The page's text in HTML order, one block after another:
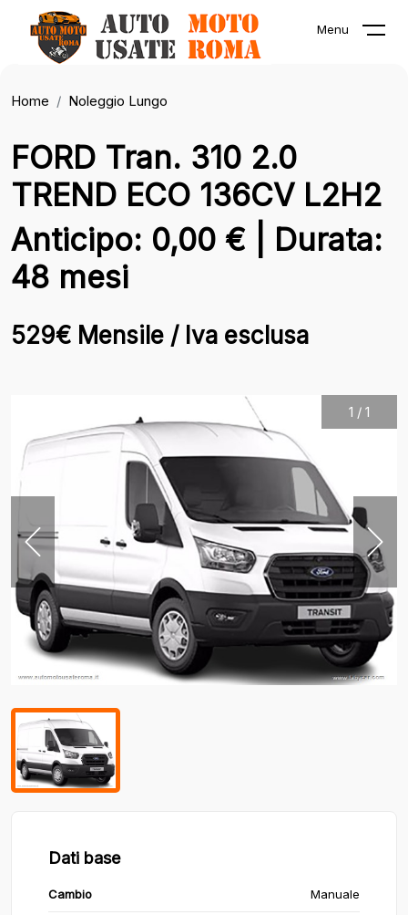
Menu
Home Noleggio Lungo
FORD Tran. 310 2.0
TREND ECO 136CV L2H2
Anticipo: 0,00 € | Durata:
48 mesi
529€ Mensile / Iva esclusa
1 / 1
Dati base
Cambio Manuale